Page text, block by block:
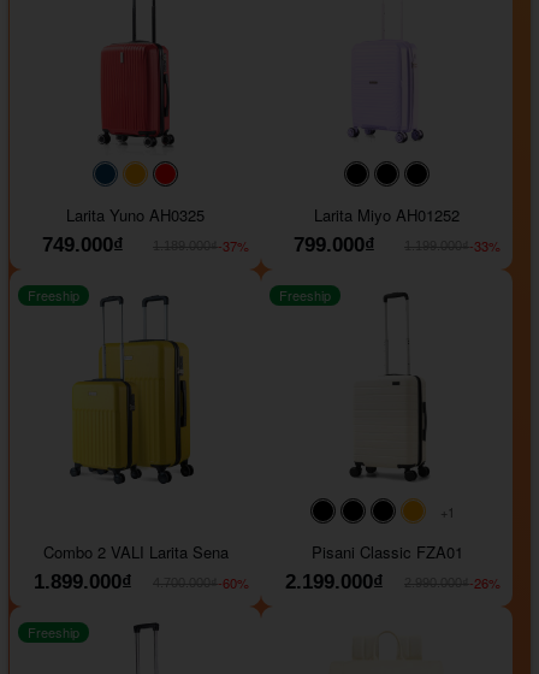
#093f69#ffa500
Larita Yuno AH0325
749.000₫
-37%
#000000#000000
Larita Miyo AH01252
799.000₫
-33%
Freeship
Combo 2 VALI Larita Sena
1.899.000₫
-60%
#000000#000000#000000
+1
Freeship
Pisani Classic FZA01
2.199.000₫
-26%
Freeship